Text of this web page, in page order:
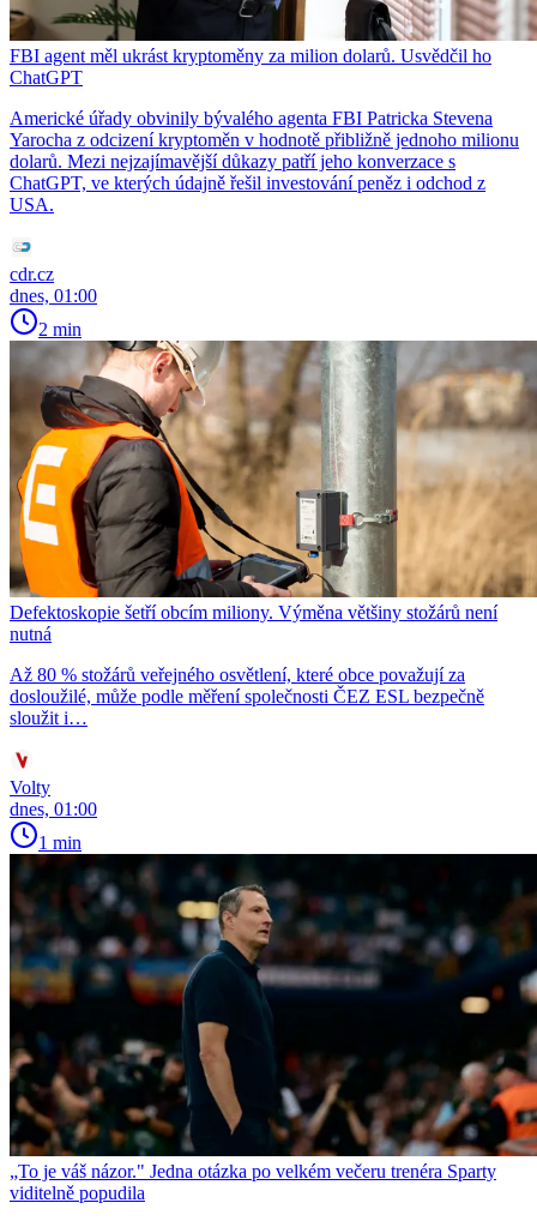
FBI agent měl ukrást kryptoměny za milion dolarů. Usvědčil ho
ChatGPT
Americké úřady obvinily bývalého agenta FBI Patricka Stevena
Yarocha z odcizení kryptoměn v hodnotě přibližně jednoho milionu
dolarů. Mezi nejzajímavější důkazy patří jeho konverzace s
ChatGPT, ve kterých údajně řešil investování peněz i odchod z
USA.
cdr.cz
dnes, 01:00
2 min
Defektoskopie šetří obcím miliony. Výměna většiny stožárů není
nutná
Až 80 % stožárů veřejného osvětlení, které obce považují za
dosloužilé, může podle měření společnosti ČEZ ESL bezpečně
sloužit i…
Volty
dnes, 01:00
1 min
„To je váš názor." Jedna otázka po velkém večeru trenéra Sparty
viditelně popudila